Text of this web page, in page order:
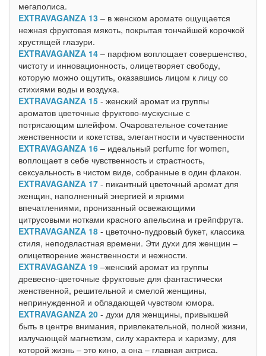
мегаполиса.
EXTRAVAGANZA 13 – в женском аромате ощущается
нежная фруктовая мякоть, покрытая тончайшей корочкой
хрустящей глазури.
EXTRAVAGANZA 14 – парфюм воплощает совершенство,
чистоту и инновационность, олицетворяет свободу,
которую можно ощутить, оказавшись лицом к лицу со
стихиями воды и воздуха.
EXTRAVAGANZA 15 - женский аромат из группы
ароматов цветочные фруктово-мускусные с
потрясающим шлейфом. Очаровательное сочетание
женственности и кокетства, элегантности и чувственности
EXTRAVAGANZA 16 – идеальный perfume for women,
воплощает в себе чувственность и страстность,
сексуальность в чистом виде, собранные в один флакон.
EXTRAVAGANZA 17 - пикантный цветочный аромат для
женщин, наполненный энергией и яркими
впечатлениями, пронизанный освежающими
цитрусовыми нотками красного апельсина и грейпфрута.
EXTRAVAGANZA 18 - цветочно-пудровый букет, классика
стиля, неподвластная времени. Эти духи для женщин –
олицетворение женственности и нежности.
EXTRAVAGANZA 19 –женский аромат из группы
древесно-цветочные фруктовые для фантастически
женственной, решительной и смелой женщины,
непринужденной и обладающей чувством юмора.
EXTRAVAGANZA 20 - духи для женщины, привыкшей
быть в центре внимания, привлекательной, полной жизни,
излучающей магнетизм, силу характера и харизму, для
которой жизнь – это кино, а она – главная актриса.